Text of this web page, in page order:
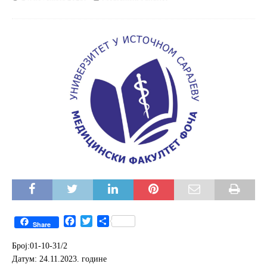
Share
e
t
S
Број:01-10-31/2
Датум: 24.11.2023. године